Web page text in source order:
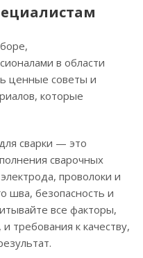
в области
ценные советы и
которые
сварки — это
сварочных
проволоки и
шва, безопасность и
все факторы,
требования к качеству,